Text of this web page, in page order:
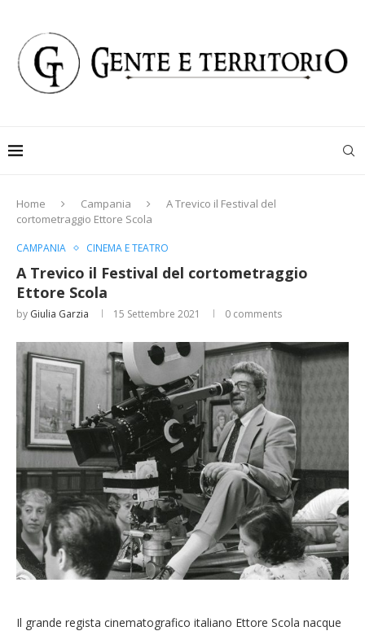
Home Campania
A Trevico il Festival del
cortometraggio Ettore Scola
CAMPANIA CINEMA E TEATRO
A Trevico il Festival del cortometraggio
Ettore Scola
by Giulia Garzia 15 Settembre 2021 0 comments
Il grande regista cinematografico italiano Ettore Scola nacque